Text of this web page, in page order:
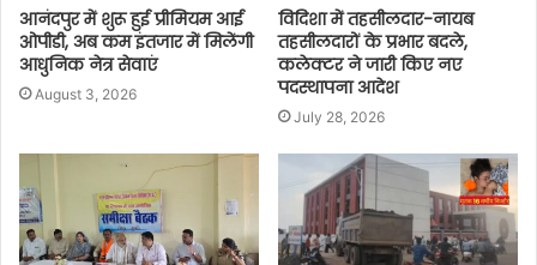
आनंदपुर में शुरू हुई प्रीमियम आई
ओपीडी, अब कम इंतजार में मिलेंगी
आधुनिक नेत्र सेवाएं
August 3, 2026
विदिशा में तहसीलदार-नायब
तहसीलदारों के प्रभार बदले,
कलेक्टर ने जारी किए नए
पदस्थापना आदेश
July 28, 2026